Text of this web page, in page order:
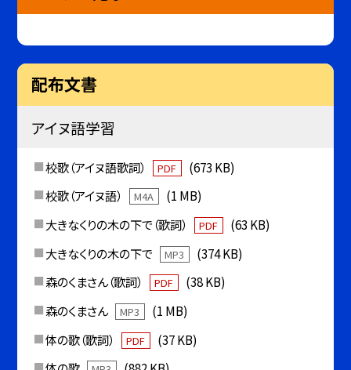
配布文書
アイヌ語学習
校歌（アイヌ語歌詞） PDF
(673 KB)
校歌（アイヌ語）
M4A
(1 MB)
大きなくりの木の下で（歌詞）
PDF
(63 KB)
大きなくりの木の下で
MP3
(374 KB)
森のくまさん（歌詞）
PDF
(38 KB)
森のくまさん
MP3
(1 MB)
体の歌（歌詞）
PDF
(37 KB)